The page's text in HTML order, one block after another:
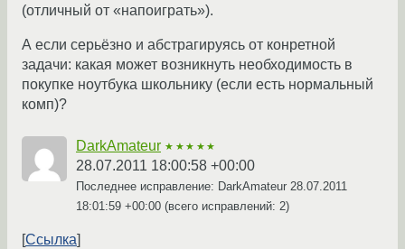
(отличный от «напоиграть»).
А если серьёзно и абстрагируясь от конретной
задачи: какая может возникнуть необходимость в
покупке ноутбука школьнику (если есть нормальный
комп)?
DarkAmateur ★★★★★
28.07.2011 18:00:58 +00:00
Последнее исправление: DarkAmateur 28.07.2011
18:01:59 +00:00 (всего исправлений: 2)
Ссылка